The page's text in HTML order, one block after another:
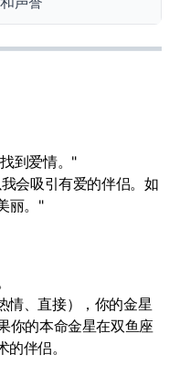
到爱情。"
会吸引有爱的伴侣。如
丽。"
情、直接），你的金星
你的本命金星在双鱼座
伴侣。